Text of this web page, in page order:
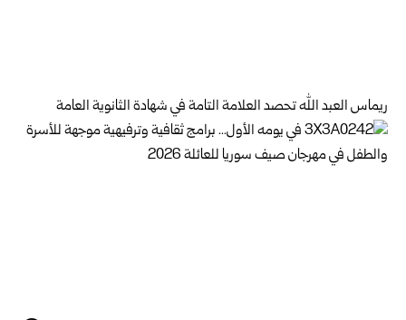
ريماس العبد الله تحصد العلامة التامة في شهادة الثانوية العامة